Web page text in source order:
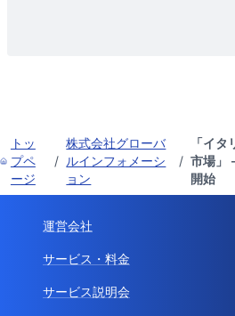
トッ
プペ
ージ
/
株式会社グローバ
ルインフォメーシ
ョン
/
「イ
市場」
開始
運営会社
サービス・料金
サービス説明会